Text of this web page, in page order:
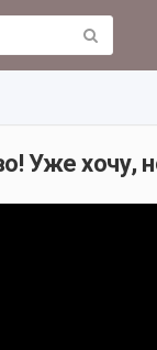
Уже хочу,